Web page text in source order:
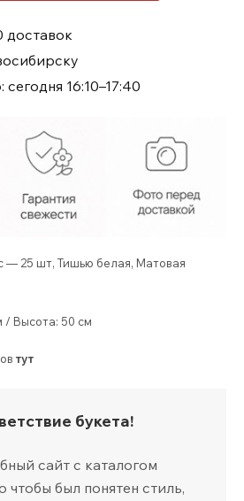
доставок
сегодня 16:10–17:40
— 25 шт, Тишью белая, Матовая
/ Высота: 50 см
тут
букета!
сайт с каталогом
чтобы был понятен стиль,